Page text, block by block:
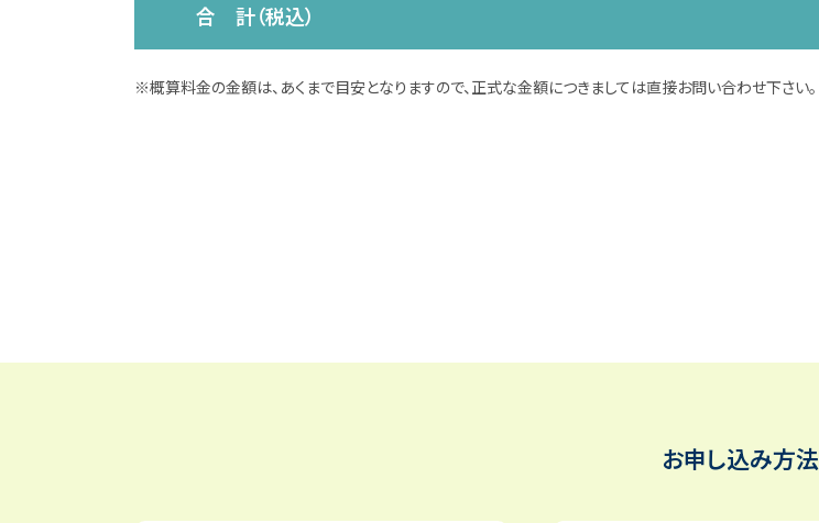
合 計（税込）
※概算料金の金額は、あくまで目安となりますので、正式な金額につきましては直接お問い合わせ下さい。
お申し込み方法